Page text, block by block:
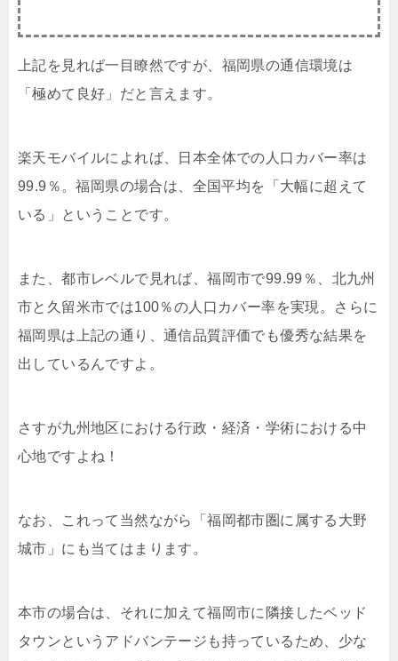
上記を見れば一目瞭然ですが、福岡県の通信環境は
「極めて良好」だと言えます。
楽天モバイルによれば、日本全体での人口カバー率は
99.9％。福岡県の場合は、全国平均を「大幅に超えて
いる」ということです。
また、都市レベルで見れば、福岡市で99.99％、北九州
市と久留米市では100％の人口カバー率を実現。さらに
福岡県は上記の通り、通信品質評価でも優秀な結果を
出しているんですよ。
さすが九州地区における行政・経済・学術における中
心地ですよね！
なお、これって当然ながら「福岡都市圏に属する大野
城市」にも当てはまります。
本市の場合は、それに加えて福岡市に隣接したベッド
タウンというアドバンテージも持っているため、少な